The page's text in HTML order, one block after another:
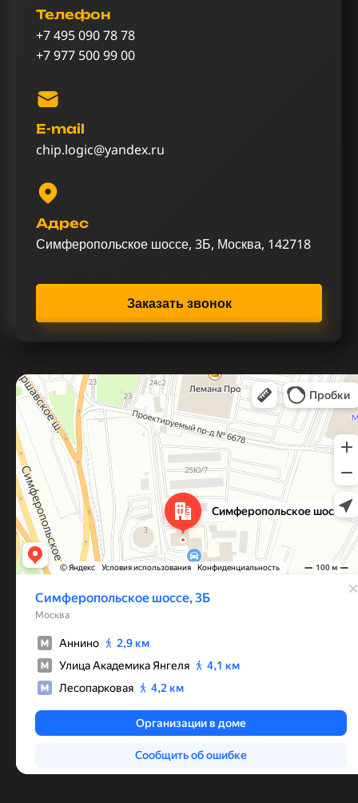
Телефон
+7 495 090 78 78
+7 977 500 99 00
E-mail
chip.logic@yandex.ru
Адрес
Симферопольское шоссе, 3Б, Москва, 142718
Заказать звонок